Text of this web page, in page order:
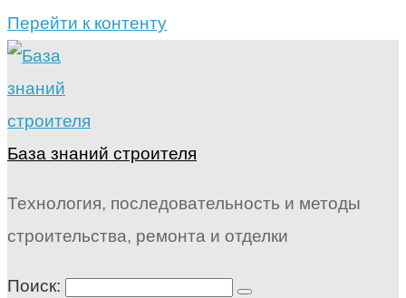
Перейти к контенту
База знаний строителя
Технология, последовательность и методы
строительства, ремонта и отделки
Поиск: